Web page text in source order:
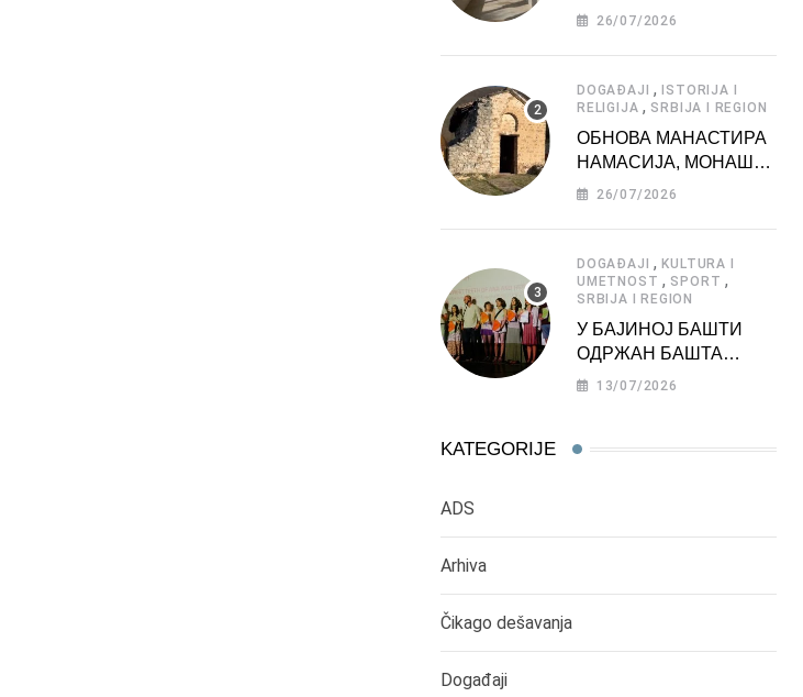
ДЕДИЊУ –
АТРАКЦИЈА
26/07/2026
DOGAĐAJI , ISTORIJA I
RELIGIJA , SRBIJA I REGION
ОБНОВА МАНАСТИРА
НАМАСИЈА, МОНАШКЕ
ЗАДУЖБИНЕ
26/07/2026
DOGAĐAJI ,KULTURA I
UMETNOST , SPORT ,
SRBIJA I REGION
У БАЈИНОЈ БАШТИ
ОДРЖАН БАШТА
ФЕСТ 2026
13/07/2026
KATEGORIJE
ADS
Arhiva
Čikago dešavanja
Događaji